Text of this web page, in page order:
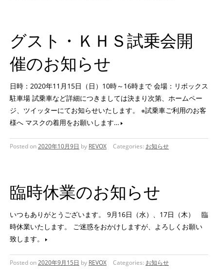
グスト・ＫＨＳ試乗会開
催のお知らせ
日時：2020年11月15日（日）10時～16時まで 会場：リボックス
駐車場 試乗車など詳細につきましては決まり次第、ホームペー
ジ、ツイッターにてお知らせいたします。 ※試乗車ご利用のお客
様へ マスクの着用をお願いします…
Posted on2020年10月9日 by REVOX Categories: お知らせ
臨時休業のお知らせ
いつもありがとうございます。 9月16日（水）、17日（木） 臨
時休業いたします。 ご迷惑をおかけしますが、よろしくお願い
致します。
Posted on2020年9月15日 by REVOX Categories: お知らせ